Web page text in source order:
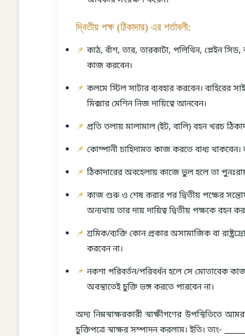
দ্বিতীয় পক্ষ (ঠিকাদার) এর শর্তাবলী:
কাঠ, বাঁশ, তার, তারকাটা, পলিথিন, প্লেইন
কাজ করবেন।
কলমে স্টিল সাটার ব্যবহার করবেন। বাহিরের
মিক্সার মেশিন নিজ দায়িত্বে আনবেন।
প্রতি তলায় মালামাল (ইট, বালি) বহন খরচ
কোম্পানী চাহিদামত কাজ করতে বাধ্য
ঠিকাদারের অবহেলায় কাজে ভুল হলে তা
কাজ শুরু ও শেষ করার পর দ্বিতীয় পক্ষের
অন্যথায় তার দায় দায়িত্ব দ্বিতীয় পক্ষকে বহন
শ্রমিক/ব্যক্তি কোন প্রকার অসামাজিক বা
করবেন না।
নকশা পরিবর্তন/পরিবর্ধন হলে সে মোতাবেক
অবস্থাতেই চুক্তি ভঙ্গ করতে পারবেন না।
অদ্য নিম্নস্বাক্ষরকারী স্বাক্ষীগণের উপস্থিতিতে
চুক্তিপত্রে স্বাক্ষর সম্পাদন করলাম। ইতি। তাং-